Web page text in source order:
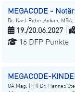
MEGACODE -
Dr. Karl-Peter Koban, MBA,
19./20.06.2027
16 DFP Punkte
MEGACODE-
OA Mag. (FH) Dr. Hannes